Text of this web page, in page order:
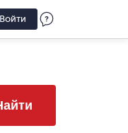
Войти